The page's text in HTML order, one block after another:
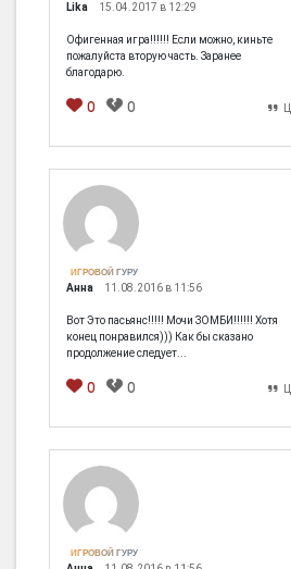
Lika 15.04.2017 в 12:29
Офигенная игра!!!!!! Если можно, киньте
пожалуйста вторую часть. Заранее
благодарю.
0 0
ИГРОВОЙ ГУРУ
Анна 11.08.2016 в 11:56
Вот Это пасьянс!!!!! Мочи ЗОМБИ!!!!!! Хотя
конец понравился))) Как бы сказано
продолжение следует...
0 0
ИГРОВОЙ ГУРУ